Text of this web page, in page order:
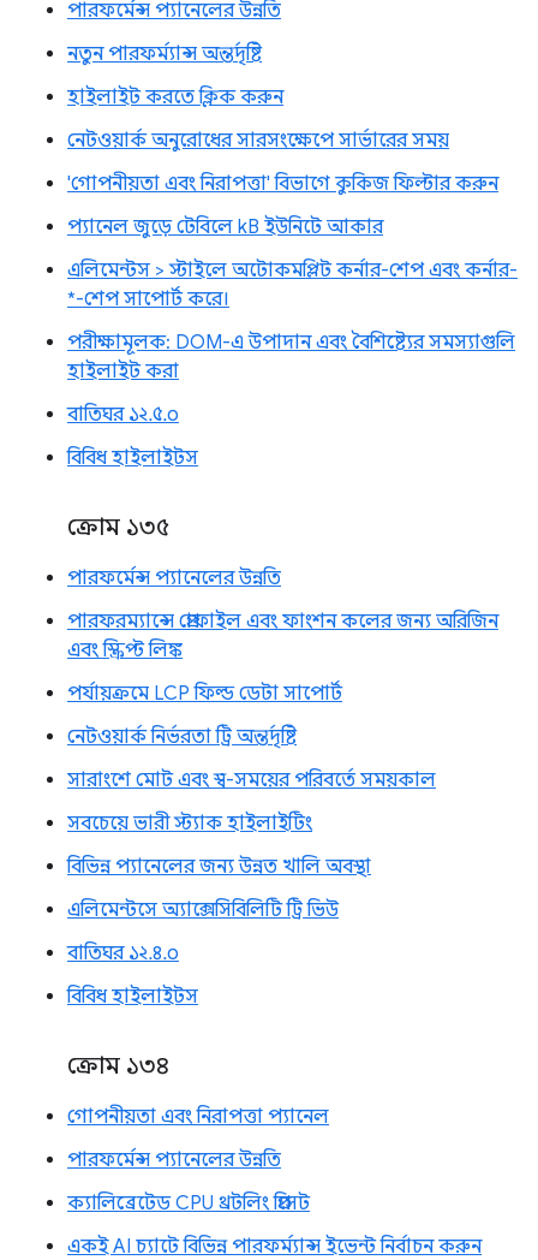
পারফর্মেন্স প্যানেলের উন্নতি
নতুন পারফর্ম্যান্স অন্তর্দৃষ্টি
হাইলাইট করতে ক্লিক করুন
নেটওয়ার্ক অনুরোধের সারসংক্ষেপে সার্ভারের সময়
'গোপনীয়তা এবং নিরাপত্তা' বিভাগে কুকিজ ফিল্টার করুন
প্যানেল জুড়ে টেবিলে kB ইউনিটে আকার
এলিমেন্টস > স্টাইলে অটোকমপ্লিট কর্নার-শেপ এবং কর্নার-
*-শেপ সাপোর্ট করে।
পরীক্ষামূলক: DOM-এ উপাদান এবং বৈশিষ্ট্যের সমস্যাগুলি
হাইলাইট করা
বাতিঘর ১২.৫.০
বিবিধ হাইলাইটস
ক্রোম ১৩৫
পারফর্মেন্স প্যানেলের উন্নতি
পারফরম্যান্সে প্রোফাইল এবং ফাংশন কলের জন্য অরিজিন
এবং স্ক্রিপ্ট লিঙ্ক
পর্যায়ক্রমে LCP ফিল্ড ডেটা সাপোর্ট
নেটওয়ার্ক নির্ভরতা ট্রি অন্তর্দৃষ্টি
সারাংশে মোট এবং স্ব-সময়ের পরিবর্তে সময়কাল
সবচেয়ে ভারী স্ট্যাক হাইলাইটিং
বিভিন্ন প্যানেলের জন্য উন্নত খালি অবস্থা
এলিমেন্টসে অ্যাক্সেসিবিলিটি ট্রি ভিউ
বাতিঘর ১২.৪.০
বিবিধ হাইলাইটস
ক্রোম ১৩৪
গোপনীয়তা এবং নিরাপত্তা প্যানেল
পারফর্মেন্স প্যানেলের উন্নতি
ক্যালিব্রেটেড CPU থ্রটলিং প্রিসেট
একই AI চ্যাটে বিভিন্ন পারফর্ম্যান্স ইভেন্ট নির্বাচন করুন